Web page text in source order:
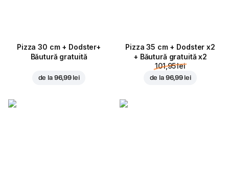
Pizza 30 cm + Dodster+
Băutură gratuită
de la 96,99 lei
Pizza 35 cm + Dodster x2
+ Băutură gratuită x2
101,95 lei
de la 96,99 lei